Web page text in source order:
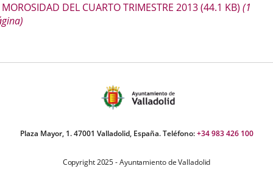
MOROSIDAD DEL CUARTO TRIMESTRE 2013(44.1 KB) (1
Plaza Mayor, 1. 47001 Valladolid, España. Teléfono:+34 983 426 100
Copyright 2025 - Ayuntamiento de Valladolid